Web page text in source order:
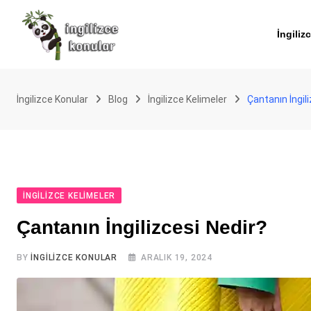
İngilizce Konular Blog İngilizce Kelimeler Çantanın
İNGILIZCE KELIMELER
Çantanın İngilizcesi Nedir?
BY İNGILIZCE KONULAR ARALIK 19, 2024